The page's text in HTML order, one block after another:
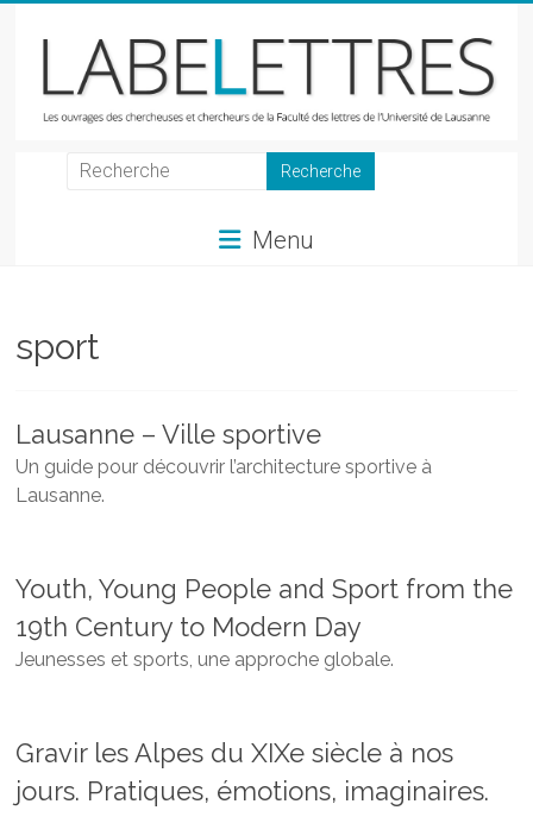
LabeLettres
chercheurs
Faculté
des
lettres
Menu
sport
Lausanne – Ville sportive
Un guide pour découvrir l’architecture sportive à
Lausanne.
Youth, Young People and Sport from the
19th Century to Modern Day
Jeunesses et sports, une approche globale.
Gravir les Alpes du XIXe siècle à nos
jours. Pratiques, émotions, imaginaires.